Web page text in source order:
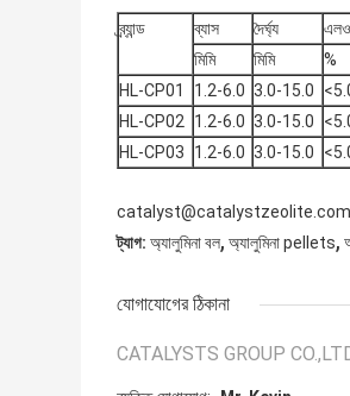
ব্র্যান্ড ব্যাস দৈর্ঘ্য
মিমি
মিমি %
HL-CP01
1.2-6.0 3.0-15.0
HL-CP02 1.2-6.0 3.0-15.0
HL-CP03
1.2-6.0 3.0-15.0
catalyst@catalystzeolite.com
ট্যাগ: অ্যালুমিনা বল, অ্যালুমিনা pellets,
যোগাযোগের ঠিকানা
CATALYSTS GROUP